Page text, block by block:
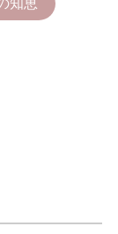
知恵